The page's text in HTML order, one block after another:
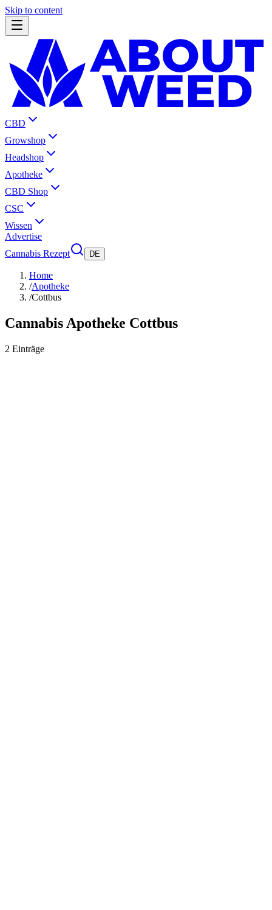
Skip to content
CBD
Growshop
Headshop
Apotheke
CBD Shop
CSC
Wissen
Advertise
Cannabis Rezept
DE
Home
/Apotheke
/Cottbus
Cannabis Apotheke Cottbus
2 Einträge